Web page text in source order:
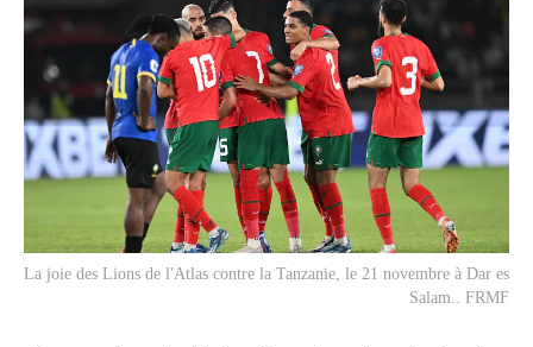
La joie des Lions de l'Atlas contre la Tanzanie, le 21 novembre à Dar es
Salam.. FRMF